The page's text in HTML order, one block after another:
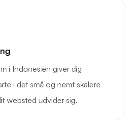
i Indonesien giver dig
i det små og nemt skalere
websted udvider sig.